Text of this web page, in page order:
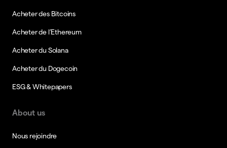
Acheter des Bitcoins
Acheter de l’Ethereum
Acheter du Solana
Acheter du Dogecoin
ESG & Whitepapers
About us
Nous rejoindre